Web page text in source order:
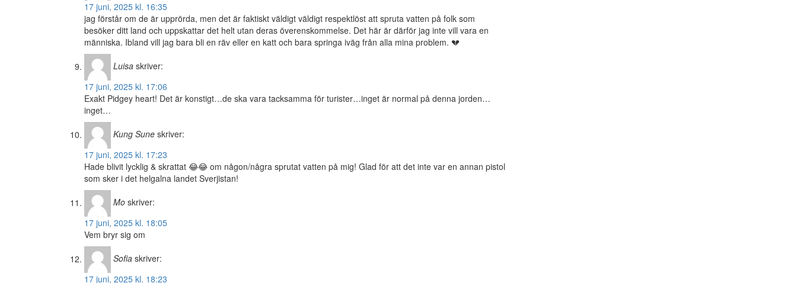
17 juni, 2025 kl. 16:35
jag förstår om de är upprörda, men det är faktiskt väldigt väldigt respektlöst att spruta vatten på folk som
besöker ditt land och uppskattar det helt utan deras överenskommelse. Det här är därför jag inte vill vara en
människa. Ibland vill jag bara bli en räv eller en katt och bara springa iväg från alla mina problem. 💔
Luisa skriver:
17 juni, 2025 kl. 17:06
Exakt Pidgey heart! Det är konstigt…de ska vara tacksamma för turister…inget är normal på denna jorden…
inget…
Kung Sune skriver:
17 juni, 2025 kl. 17:23
Hade blivit lycklig & skrattat 😂😂 om någon/några sprutat vatten på mig! Glad för att det inte var en annan pistol
som sker i det helgalna landet Sverjistan!
Mo skriver:
17 juni, 2025 kl. 18:05
Vem bryr sig om
Sofia skriver:
17 juni, 2025 kl. 18:23